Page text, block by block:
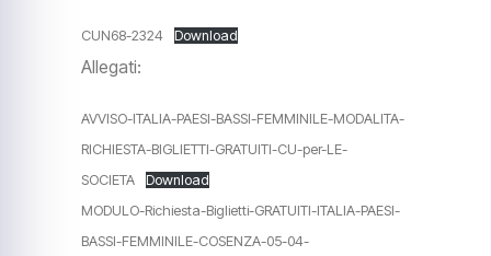
CUN68-2324 Download
Allegati:
AVVISO-ITALIA-PAESI-BASSI-FEMMINILE-MODALITA-
RICHIESTA-BIGLIETTI-GRATUITI-CU-per-LE-
SOCIETA
Download
MODULO-Richiesta-Biglietti-GRATUITI-ITALIA-PAESI-
BASSI-FEMMINILE-COSENZA-05-04-